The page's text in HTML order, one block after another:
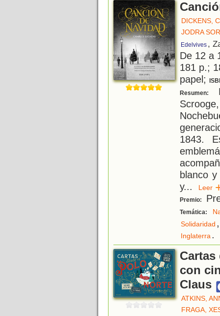
DICKENS,
JODRA
Edelvives ,
De 12 a
181 p.;
papel;
Resumen:
1843.
blanco
y...
Premio:
Temática:
Solidaridad ,
Inglaterra.
Cartas
con
Claus
ATKINS,
FRAGA,